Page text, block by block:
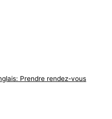
Prendre rendez-vous